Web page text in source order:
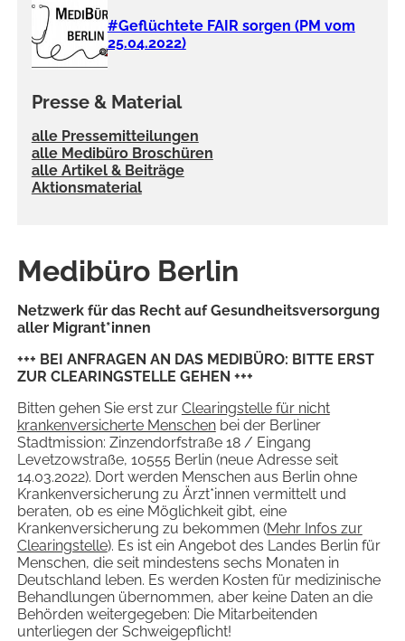
#Geflüchtete FAIR sorgen (PM vom
25.04.2022)
Presse & Material
alle Pressemitteilungen
alle Medibüro Broschüren
alle Artikel & Beiträge
Aktionsmaterial
Medibüro Berlin
Netzwerk für das Recht auf Gesundheitsversorgung
aller Migrant*innen
+++ BEI ANFRAGEN AN DAS MEDIBÜRO: BITTE ERST
ZUR CLEARINGSTELLE GEHEN +++
Bitten gehen Sie erst zur Clearingstelle für nicht
krankenversicherte Menschenbei der Berliner
Stadtmission: Zinzendorfstraße 18 / Eingang
Levetzowstraße, 10555 Berlin (neue Adresse seit
14.03.2022). Dort werden Menschen aus Berlin ohne
Krankenversicherung zu Ärzt*innen vermittelt und
beraten, ob es eine Möglichkeit gibt, eine
Krankenversicherung zu bekommen (Mehr Infos zur
Clearingstelle). Es ist ein Angebot des Landes Berlin für
Menschen, die seit mindestens sechs Monaten in
Deutschland leben. Es werden Kosten für medizinische
Behandlungen übernommen, aber keine Daten an die
Behörden weitergegeben: Die Mitarbeitenden
unterliegen der Schweigepflicht!